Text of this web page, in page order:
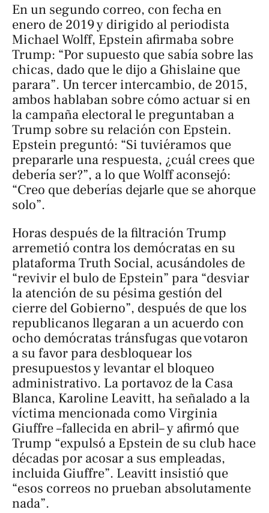
En un segundo correo, con fecha en
enero de 2019 y dirigido al periodista
Michael Wolff, Epstein afirmaba sobre
Trump: “Por supuesto que sabía sobre las
chicas, dado que le dijo a Ghislaine que
parara”. Un tercer intercambio, de 2015,
ambos hablaban sobre cómo actuar si en
la campaña electoral le preguntaban a
Trump sobre su relación con Epstein.
Epstein preguntó: “Si tuviéramos que
prepararle una respuesta, ¿cuál crees que
debería ser?”, a lo que Wolff aconsejó:
“Creo que deberías dejarle que se ahorque
solo”.
Horas después de la filtración Trump
arremetió contra los demócratas en su
plataforma Truth Social, acusándoles de
“revivir el bulo de Epstein” para “desviar
la atención de su pésima gestión del
cierre del Gobierno”, después de que los
republicanos llegaran a un acuerdo con
ocho demócratas tránsfugas que votaron
a su favor para desbloquear los
presupuestos y levantar el bloqueo
administrativo. La portavoz de la Casa
Blanca, Karoline Leavitt, ha señalado a la
víctima mencionada como Virginia
Giuffre –fallecida en abril– y afirmó que
Trump “expulsó a Epstein de su club hace
décadas por acosar a sus empleadas,
incluida Giuffre”. Leavitt insistió que
“esos correos no prueban absolutamente
nada”.